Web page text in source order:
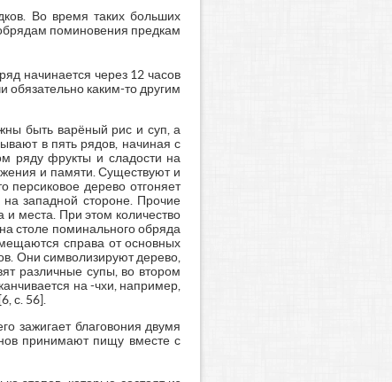
Во время таких больших
поминовения предкам
начинается через 12 часов
обязательно каким-то другим
быть варёный рис и суп, а
в пять рядов, начиная с
ряду фрукты и сладости на
и памяти. Существуют и
персиковое дерево отгоняет
западной стороне. Прочие
и места. При этом количество
столе поминального обряда
справа от основных
Они символизируют дерево,
различные супы, во втором
на -чхи, например,
с. 56].
зажигает благовония двумя
принимают пищу вместе с